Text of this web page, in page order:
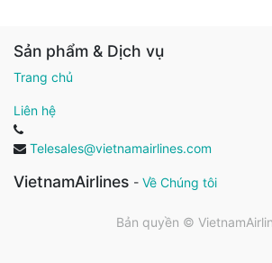
Sản phẩm & Dịch vụ
Trang chủ
Liên hệ
Telesales@vietnamairlines.com
VietnamAirlines - Về Chúng tôi
Bản quyền ©